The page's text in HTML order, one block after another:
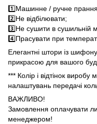
1️⃣Машинне / ручне
2️⃣Не відбілювати;
3️⃣Не сушити в сушильній
4️⃣Прасувати при
Елегантні штори із
прикрасою для вашого
*** Колір і відтінок виробу
налаштувань передачі
ВАЖЛИВО!
Замовлення оплачувати
менеджером!